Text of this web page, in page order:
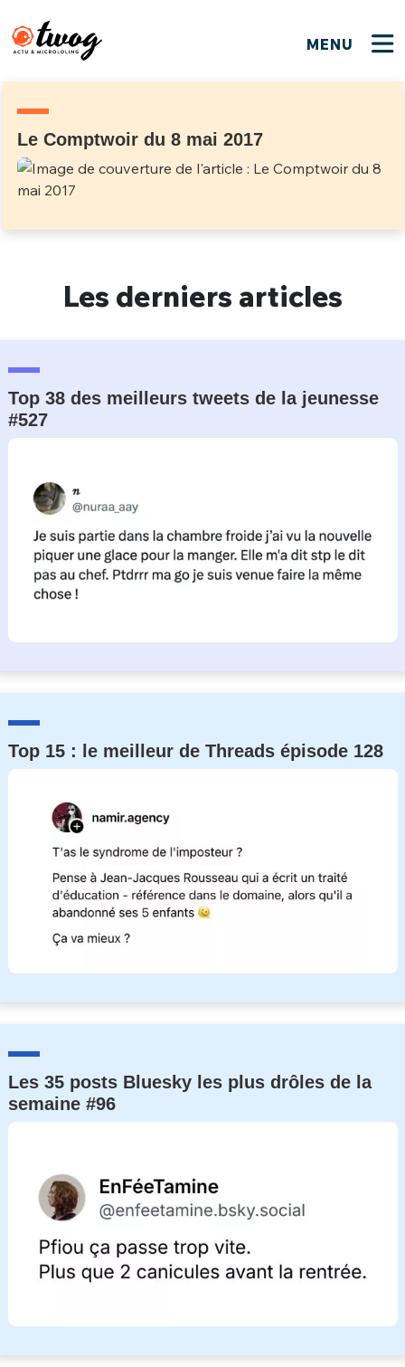
MENU
Le Comptwoir du 8 mai 2017
Les derniers articles
Top 38 des meilleurs tweets de la jeunesse
#527
Top 15 : le meilleur de Threads épisode 128
Les 35 posts Bluesky les plus drôles de la
semaine #96
Bienvenue !
JE M'INSCRIS
PSEUDO*
EMAIL*
PASSWORD*
JE M'INSCRIS
CONNEXION
FERMER
Que souhaitez-vous proposer ?
Quelques tweets
C'EST PARTI
Ma propre sélection
Un Thread